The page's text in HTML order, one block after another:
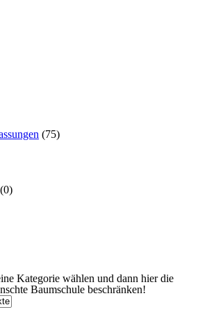
(75)
Kategorie wählen und dann hier die
Baumschule beschränken!